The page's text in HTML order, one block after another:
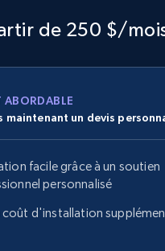
US - Discover products by
Country code, Model
id, Product name,
355+ Commencer
de 250 $/
ABORDABLE
maintenant un devis
facile grâce à un soutien
personnalisé
coût d'installation